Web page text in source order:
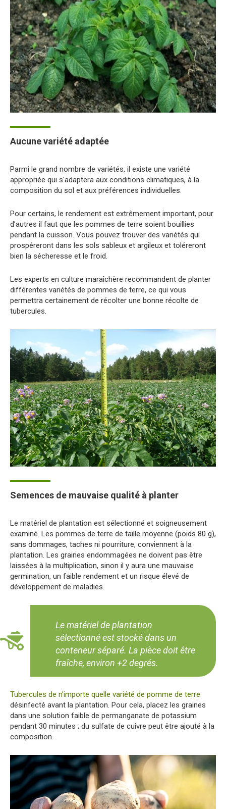
Aucune variété adaptée
Parmi le grand nombre de variétés, il existe une variété
appropriée qui s'adaptera aux conditions climatiques, à la
composition du sol et aux préférences individuelles.
Pour certains, le rendement est extrêmement important, pour
d’autres il faut que les pommes de terre soient bouillies
pendant la cuisson. Vous pouvez trouver des variétés qui
prospéreront dans les sols sableux et argileux et toléreront
bien la sécheresse et le froid.
Les experts en culture maraîchère recommandent de planter
différentes variétés de pommes de terre, ce qui vous
permettra certainement de récolter une bonne récolte de
tubercules.
Semences de mauvaise qualité à planter
Le matériel de plantation est sélectionné et soigneusement
examiné. Les pommes de terre de taille moyenne (poids 80 g),
sans dommages, taches ni pourriture, conviennent à la
plantation. Les graines endommagées ne doivent pas être
laissées à la multiplication, sinon il y aura une mauvaise
germination, un faible rendement et un risque élevé de
développement de maladies.
Le matériel de plantation
sélectionné est stocké dans un
conteneur séparé. La pièce doit être
fraîche, environ +2 degrés.
Tubercules de n'importe quelle variété de pomme de terre
désinfecté avant la plantation. Pour cela, placez les graines
dans une solution faible de permanganate de potassium
pendant 30 minutes ; du sulfate de cuivre peut être ajouté à la
composition.